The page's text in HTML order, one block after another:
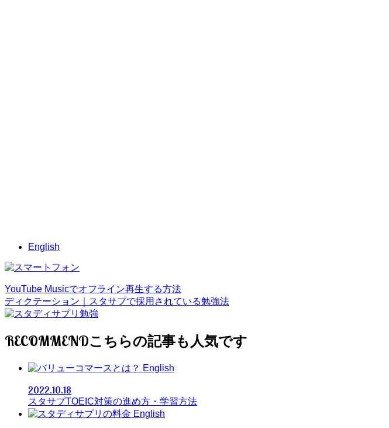
English
YouTube Musicでオフライン再生する方法
ディクテーション｜スタサプで採用されている勉強法
RECOMMEND
English
2022.10.18
スタサプTOEIC対策の進め方・学習方法
English